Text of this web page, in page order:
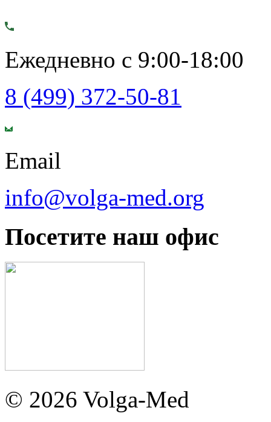
Ежедневно с 9:00-18:00
8 (499) 372-50-81
Email
info@volga-med.org
Посетите наш офис
© 2026 Volga-Med